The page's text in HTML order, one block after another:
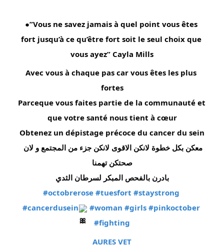
●”Vous ne savez jamais à quel point vous êtes
fort jusqu’à ce qu’être fort soit le seul choix que
vous ayez” Cayla Mills
Avec vous à chaque pas car vous êtes les plus
fortes
Parceque vous faites partie de la communauté et
que votre santé nous tient à cœur
Obtenez un dépistage précoce du cancer du sein
صحتكن تهمنا
بادرن بالفحص المبكر لسرطان الثدي
#octobrerose #tuesfort #staystrong
#cancerdusein
#woman #girls #pinkoctober
#fighting
AURES VET